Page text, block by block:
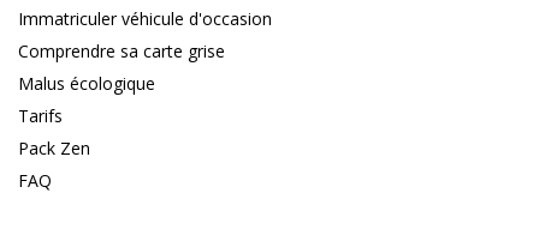
Immatriculer véhicule d'occasion
Comprendre sa carte grise
Malus écologique
Tarifs
Pack Zen
FAQ